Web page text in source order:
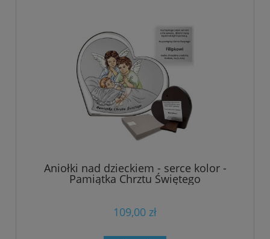
Aniołki nad dzieckiem - serce kolor -
Pamiątka Chrztu Świętego
109,00 zł